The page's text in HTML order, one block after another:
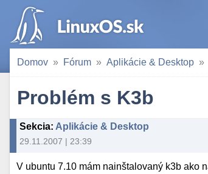
Domov Fórum Aplikácie & Desktop
Problém s K3b
Sekcia: Aplikácie & Desktop
29.11.2007 | 23:39
V ubuntu 7.10 mám nainštalovaný k3b ako